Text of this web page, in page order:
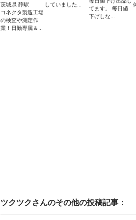
茨城県 静駅
コネクタ製造工場
の検査や測定作
業！日勤専属＆...
していました...
てます。 毎日値
下げしな...
ツクツク さんのその他の投稿記事：